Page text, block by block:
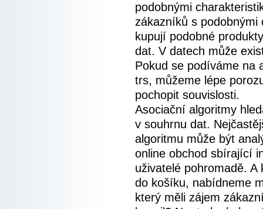
podobnými
zákazníků s
kupují podobné
dat. V datech může
Pokud se podíváme na
trs, můžeme lépe
pochopit souvislosti.
Asociační algoritmy
v souhrnu dat.
algoritmu může být
online obchod sbírající
uživatelé pohromadě.
do košíku, nabídneme
který měli zájem